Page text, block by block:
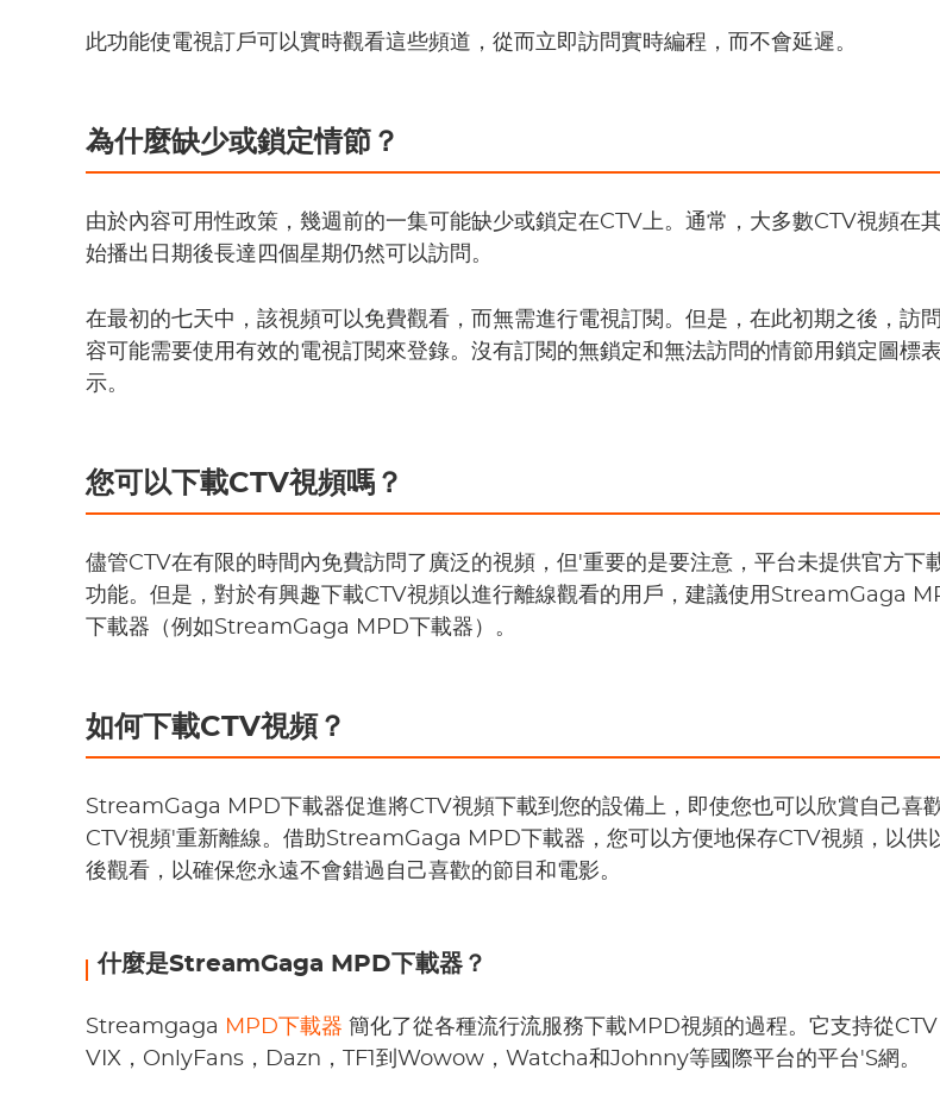
此功能使電視訂戶可以實時觀看這些頻道，從而立即訪問實時編程，而不會延遲。
為什麼缺少或鎖定情節？
由於內容可用性政策，幾週前的一集可能缺少或鎖定在CTV上。通常，大多數CTV視頻在
始播出日期後長達四個星期仍然可以訪問。
在最初的七天中，該視頻可以免費觀看，而無需進行電視訂閱。但是，在此初期之後，訪
容可能需要使用有效的電視訂閱來登錄。沒有訂閱的無鎖定和無法訪問的情節用鎖定圖標表
示。
您可以下載CTV視頻嗎？
儘管CTV在有限的時間內免費訪問了廣泛的視頻，但'重要的是要注意，平台未提供官方下
功能。但是，對於有興趣下載CTV視頻以進行離線觀看的用戶，建議使用StreamGaga
下載器（例如StreamGaga MPD下載器）。
如何下載CTV視頻？
StreamGaga MPD下載器促進將CTV視頻下載到您的設備上，即使您也可以欣賞自己喜
CTV視頻'重新離線。借助StreamGaga MPD下載器，您可以方便地保存CTV視頻，以供
後觀看，以確保您永遠不會錯過自己喜歡的節目和電影。
什麼是StreamGaga MPD下載器？
Streamgaga MPD下載器 簡化了從各種流行流服務下載MPD視頻的過程。它支持從CTV
VIX，OnlyFans，Dazn，TF1到Wowow，Watcha和Johnny等國際平台的平台'S網。